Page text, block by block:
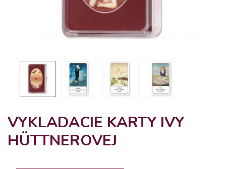
VYKLADACIE KARTY IVY
HÜTTNEROVEJ